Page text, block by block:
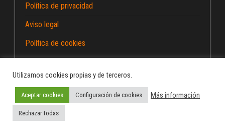
Política de privacidad
Aviso legal
Política de cookies
Funciona gracias a
Utilizamos cookies propias y de terceros.
Aceptar cookies Configuración de cookies Más información
Rechazar todas